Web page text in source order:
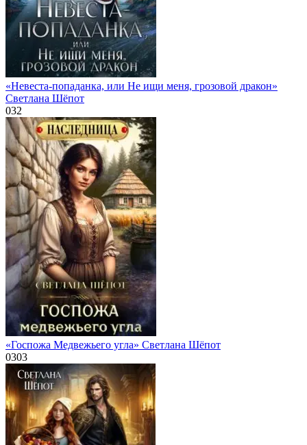
«Невеста-попаданка, или Не ищи меня, грозовой дракон»
Светлана Шёпот
032
«Госпожа Медвежьего угла» Светлана Шёпот
0303